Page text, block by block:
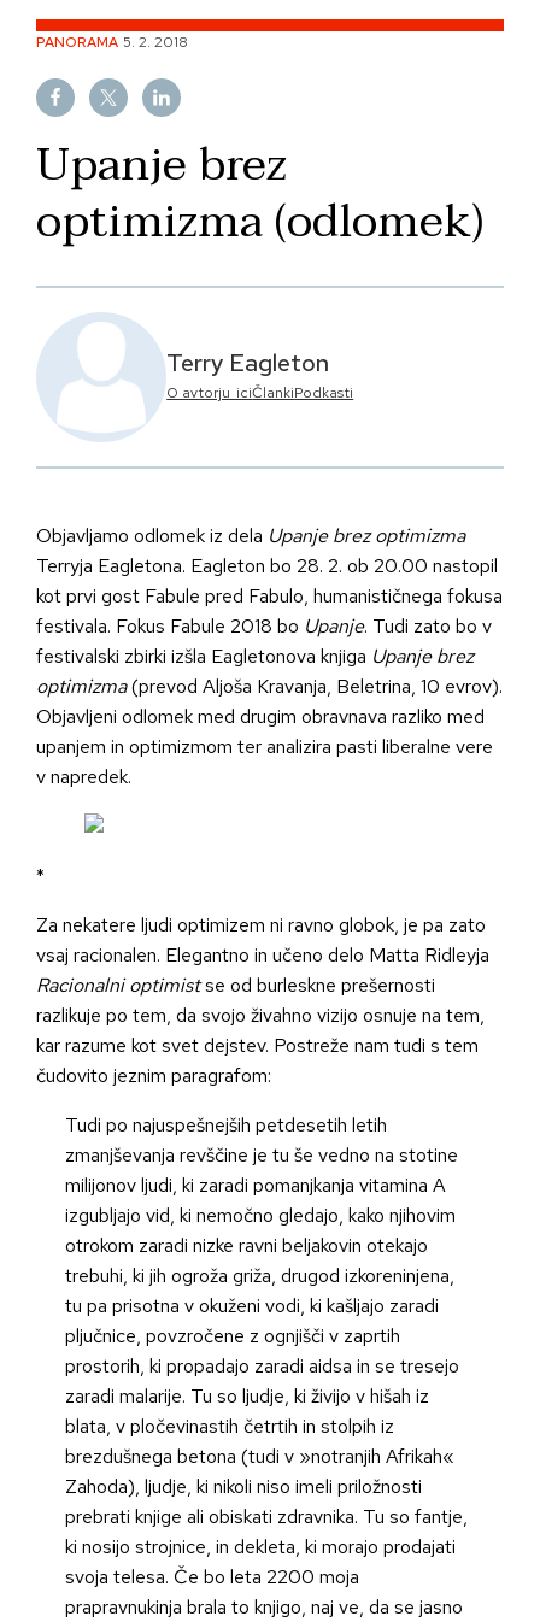
content
PANORAMA 5. 2. 2018
Upanje brez
optimizma (odlomek)
Terry Eagleton
O avtorju_iciČlankiPodkasti
Objavljamo odlomek iz dela Upanje brez optimizma
Terryja Eagletona. Eagleton bo 28. 2. ob 20.00 nastopil
kot prvi gost Fabule pred Fabulo, humanističnega fokusa
festivala. Fokus Fabule 2018 bo Upanje. Tudi zato bo v
festivalski zbirki izšla Eagletonova knjiga Upanje brez
optimizma(prevod Aljoša Kravanja, Beletrina, 10 evrov).
Objavljeni odlomek med drugim obravnava razliko med
upanjem in optimizmom ter analizira pasti liberalne vere
v napredek.
*
Za nekatere ljudi optimizem ni ravno globok, je pa zato
vsaj racionalen. Elegantno in učeno delo Matta Ridleyja
Racionalni optimistse od burleskne prešernosti
razlikuje po tem, da svojo živahno vizijo osnuje na tem,
kar razume kot svet dejstev. Postreže nam tudi s tem
čudovito jeznim paragrafom:
Tudi po najuspešnejših petdesetih letih
zmanjševanja revščine je tu še vedno na stotine
milijonov ljudi, ki zaradi pomanjkanja vitamina A
izgubljajo vid, ki nemočno gledajo, kako njihovim
otrokom zaradi nizke ravni beljakovin otekajo
trebuhi, ki jih ogroža griža, drugod izkoreninjena,
tu pa prisotna v okuženi vodi, ki kašljajo zaradi
pljučnice, povzročene z ognjišči v zaprtih
prostorih, ki propadajo zaradi aidsa in se tresejo
zaradi malarije. Tu so ljudje, ki živijo v hišah iz
blata, v pločevinastih četrtih in stolpih iz
brezdušnega betona (tudi v »notranjih Afrikah«
Zahoda), ljudje, ki nikoli niso imeli priložnosti
prebrati knjige ali obiskati zdravnika. Tu so fantje,
ki nosijo strojnice, in dekleta, ki morajo prodajati
svoja telesa. Če bo leta 2200 moja
prapravnukinja brala to knjigo, naj ve, da se jasno